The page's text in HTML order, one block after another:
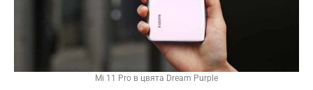
Mi 11 Pro в цвята Dream Purple